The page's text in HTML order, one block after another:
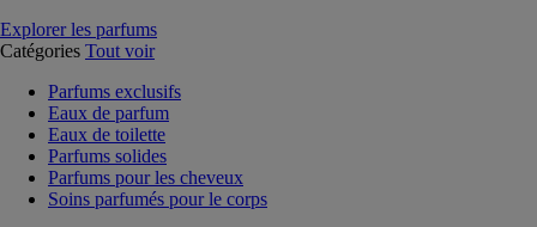
Explorer les parfums
Catégories Tout voir
Parfums exclusifs
Eaux de parfum
Eaux de toilette
Parfums solides
Parfums pour les cheveux
Soins parfumés pour le corps